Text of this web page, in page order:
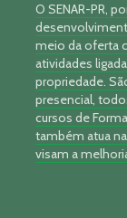
O SENAR-PR,
meio da oferta
atividades
propriedade.
presencial,
cursos de
também atua
visam a